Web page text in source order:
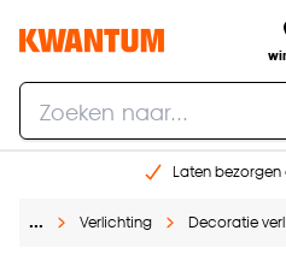
Laten
Gratis raam advies
… Verlichting Decoratie